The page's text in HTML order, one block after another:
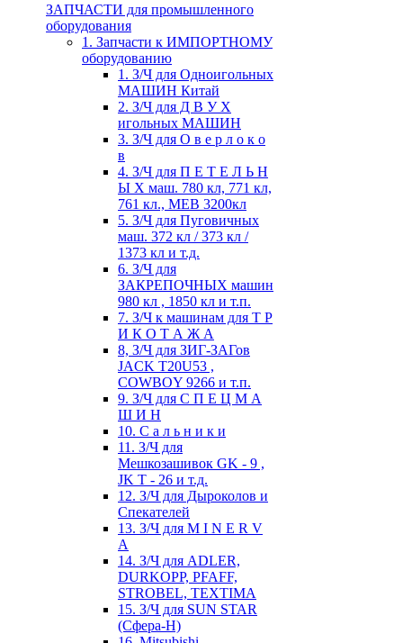
ЗАПЧАСТИ для промышленного
оборудования
1. Запчасти к ИМПОРТНОМУ
оборудованию
1. З/Ч для Одноигольных
МАШИН Китай
2. З/Ч для Д В У Х
игольных МАШИН
3. З/Ч для О в е р л о к о
в
4. З/Ч для П Е Т Е Л Ь Н
Ы Х маш. 780 кл, 771 кл,
761 кл., MEB 3200кл
5. З/Ч для Пуговичных
маш. 372 кл / 373 кл /
1373 кл и т.д.
6. З/Ч для
ЗАКРЕПОЧНЫХ машин
980 кл , 1850 кл и т.п.
7. З/Ч к машинам для Т Р
И К О Т А Ж А
8, З/Ч для ЗИГ-ЗАГов
JACK Т20U53 ,
COWBOY 9266 и т.п.
9. З/Ч для С П Е Ц М А
Ш И Н
10. С а л ь н и к и
11. З/Ч для
Мешкозашивок GK - 9 ,
JK T - 26 и т.д.
12. З/Ч для Дыроколов и
Спекателей
13. З/Ч для M I N E R V
A
14. З/Ч для ADLER,
DURKOPP, PFAFF,
STROBEL, TEXTIMA
15. З/Ч для SUN STAR
(Сфера-Н)